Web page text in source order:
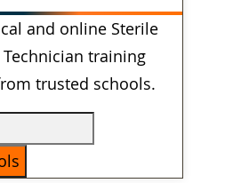
and online Sterile
Technician training
trusted schools.